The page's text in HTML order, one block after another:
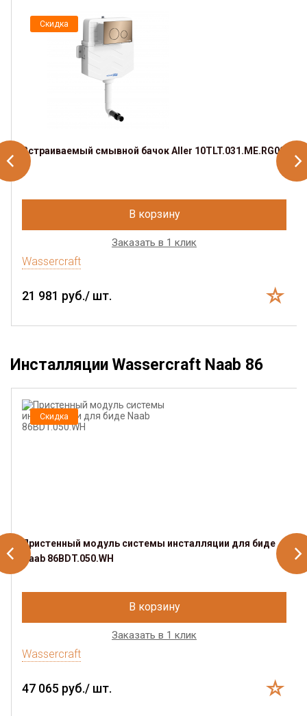
Скидка
Встраиваемый смывной бачок Aller 10TLT.031.ME.RG02
В корзину
Заказать в 1 клик
Wassercraft
21 981 руб./ шт.
Инсталляции Wassercraft Naab 86
Скидка
Пристенный модуль системы инсталляции для биде
Naab 86BDT.050.WH
В корзину
Заказать в 1 клик
Wassercraft
47 065 руб./ шт.